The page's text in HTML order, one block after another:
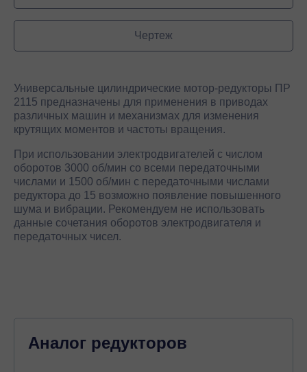
Чертеж
Универсальные цилиндрические мотор-редукторы ПР
2115 предназначены для применения в приводах
различных машин и механизмах для изменения
крутящих моментов и частоты вращения.
При использовании электродвигателей с числом
оборотов 3000 об/мин со всеми передаточными
числами и 1500 об/мин с передаточными числами
редуктора до 15 возможно появление повышенного
шума и вибрации. Рекомендуем не использовать
данные сочетания оборотов электродвигателя и
передаточных чисел.
Аналог редукторов